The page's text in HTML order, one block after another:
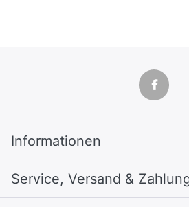
Informationen
Service, Versand &